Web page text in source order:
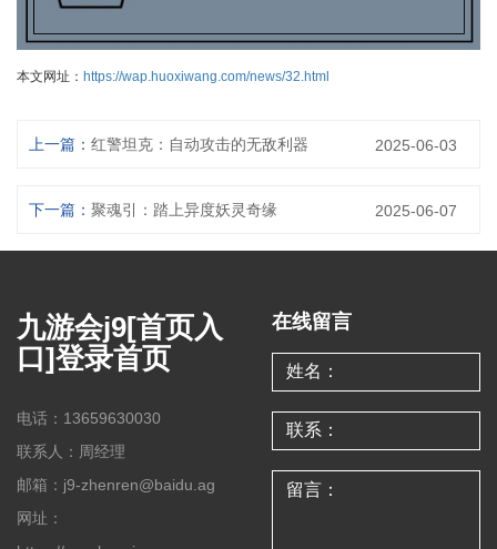
本文网址： https://wap.huoxiwang.com/news/32.html
上一篇： 红警坦克：自动攻击的无敌利器 2025-06-03
下一篇： 聚魂引：踏上异度妖灵奇缘 2025-06-07
九游会j9[首页入
口]登录首页
电话：13659630030
联系人：周经理
邮箱：j9-zhenren@baidu.ag
网址：
在线留言